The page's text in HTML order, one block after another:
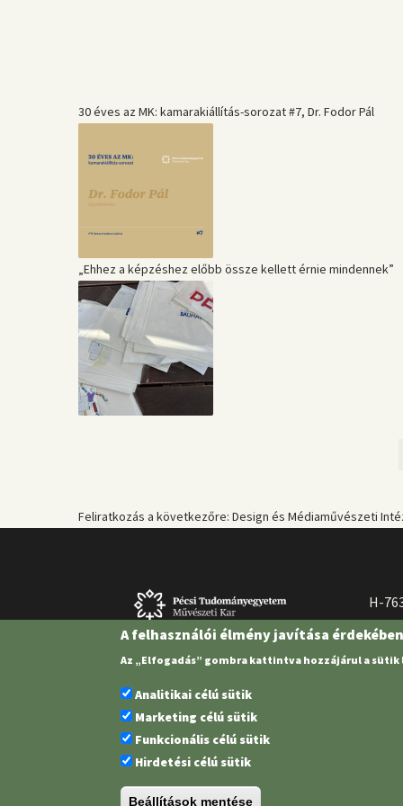
30 éves az MK: kamarakiállítás-sorozat #7, Dr. Fodor Pál
„Ehhez a képzéshez előbb össze kellett érnie mindennek”
Feliratkozás a következőre: Design és Médiaművészeti
H-
Pécsi Tudományegyetem | Kancellária |
A felhasználói élmény javítása
Az „Elfogadás” gombra kattintva hozzájárul a
Analitikai célú sütik
Marketing célú sütik
Funkcionális célú sütik
Hirdetési célú sütik
Beállítások mentése